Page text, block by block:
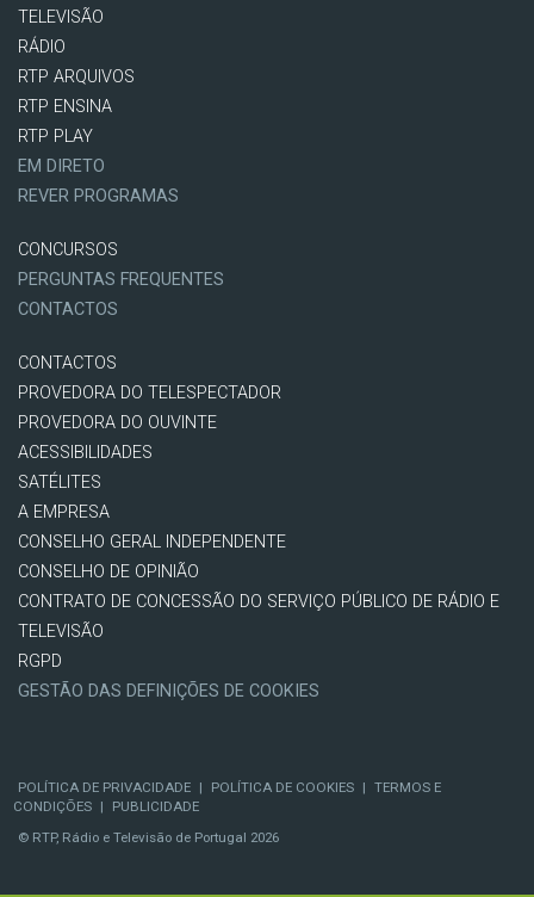
TELEVISÃO
RÁDIO
RTP ARQUIVOS
RTP ENSINA
RTP PLAY
EM DIRETO
REVER PROGRAMAS
CONCURSOS
PERGUNTAS FREQUENTES
CONTACTOS
CONTACTOS
PROVEDORA DO TELESPECTADOR
PROVEDORA DO OUVINTE
ACESSIBILIDADES
SATÉLITES
A EMPRESA
CONSELHO GERAL INDEPENDENTE
CONSELHO DE OPINIÃO
CONTRATO DE CONCESSÃO DO SERVIÇO PÚBLICO DE RÁDIO E
TELEVISÃO
RGPD
GESTÃO DAS DEFINIÇÕES DE COOKIES
POLÍTICA DE PRIVACIDADE | POLÍTICA DE COOKIES | TERMOS E
CONDIÇÕES |
PUBLICIDADE
© RTP, Rádio e Televisão de Portugal 2026